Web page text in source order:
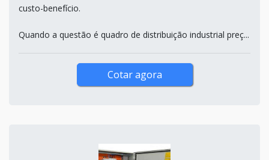
custo-benefício.
Quando a questão é quadro de distribuição industrial preç...
Cotar agora